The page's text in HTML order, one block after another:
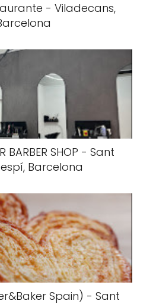
- Viladecans,
BARBER SHOP - Sant
Barcelona
Spain) - Sant